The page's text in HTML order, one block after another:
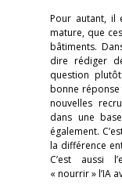
Pour autant, il
mature, que
bâtiments.
dire rédiger
question
bonne
nouvelles
dans une
également.
la différence
C’est aussi
« nourrir » l’IA